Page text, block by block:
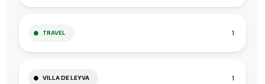
TRAVEL 1
VILLA DE LEYVA 1